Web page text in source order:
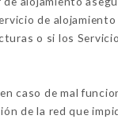
de
o si los
caso de mal
de la red que